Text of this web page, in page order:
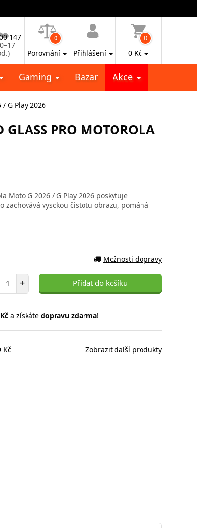
147
0
Porovnání Přihlášení
0
0 Kč
Gaming Bazar Akce
G Play 2026
GLASS PRO MOTOROLA
Moto G 2026 / G Play 2026 poskytuje
vysokou čistotu obrazu, pomáhá
Možnosti dopravy
Počet položek
+ Přidat do košíku
a získáte dopravu zdarma!
Kč Zobrazit další produkty